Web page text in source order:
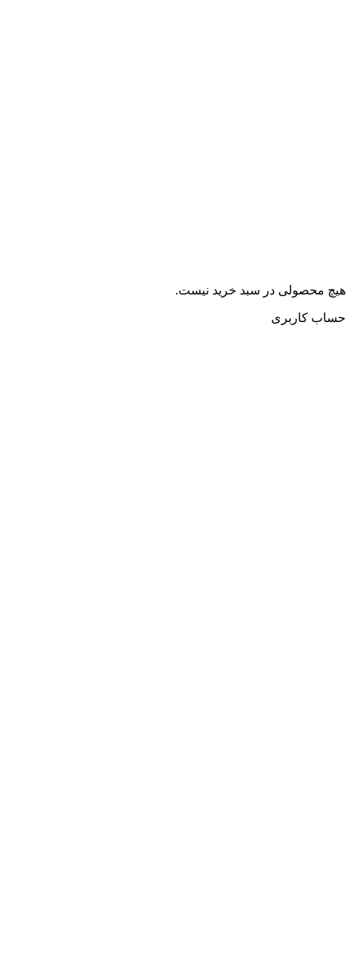
هیچ محصولی در سبد خرید نیست.
حساب کاربری